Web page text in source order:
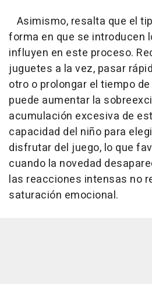
Asimismo, resalta que el
forma en que se introducen
influyen en este proceso.
juguetes a la vez, pasar
otro o prolongar el tiempo
puede aumentar la
acumulación excesiva de
capacidad del niño para
disfrutar del juego, lo que
cuando la novedad
las reacciones intensas no
saturación emocional.